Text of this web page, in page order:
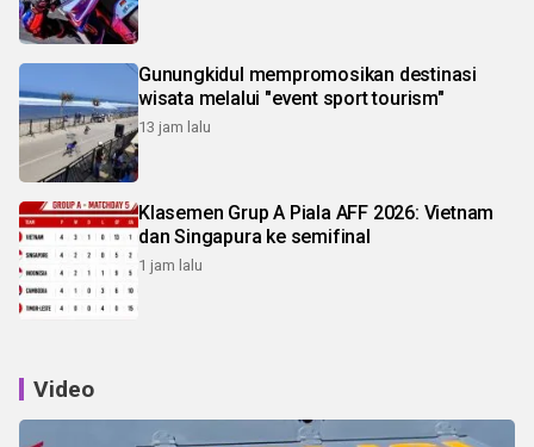
Gunungkidul mempromosikan destinasi
wisata melalui "event sport tourism"
13 jam lalu
Klasemen Grup A Piala AFF 2026: Vietnam
dan Singapura ke semifinal
1 jam lalu
Video